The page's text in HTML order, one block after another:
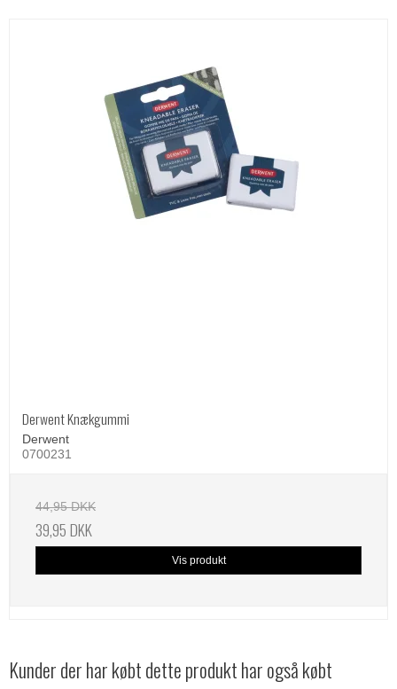
Derwent Knækgummi
Derwent
0700231
44,95 DKK
39,95 DKK
Vis produkt
Kunder der har købt dette produkt har også købt